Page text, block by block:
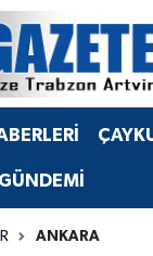
ANKARA
Eczaneler
Haritası